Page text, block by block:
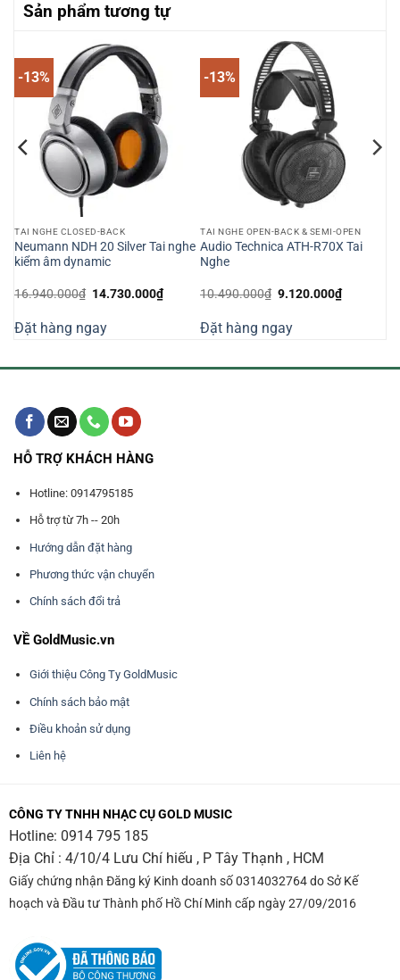
Sản phẩm tương tự
-13%
TAI NGHE CLOSED-BACK
Neumann NDH 20 Silver Tai nghe
kiểm âm dynamic
16.940.000₫ Giá
16.940.000₫.
14.730.000₫Giá
hiện
14.730.000₫.
Đặt hàng ngay
-13%
TAI NGHE OPEN-BACK & SEMI-OPEN
Audio Technica ATH-R70X Tai
Nghe
10.490.000₫ Giá
10.490.000₫.
9.120.000₫Giá
hiện
Đặt hàng ngay
HỖ TRỢ KHÁCH HÀNG
Hotline: 0914795185
Hỗ trợ từ 7h -- 20h
Hướng dẫn đặt hàng
Phương thức vận chuyển
Chính sách đổi trả
VỀ GoldMusic.vn
Giới thiệu Công Ty GoldMusic
Chính sách bảo mật
Điều khoản sử dụng
Liên hệ
CÔNG TY TNHH NHẠC CỤ GOLD MUSIC
Hotline: 0914 795 185
Địa Chỉ : 4/10/4 Lưu Chí hiếu , P Tây Thạnh , HCM
Giấy chứng nhận Đăng ký Kinh doanh số 0314032764 do Sở Kế
hoạch và Đầu tư Thành phố Hồ Chí Minh cấp ngày 27/09/2016